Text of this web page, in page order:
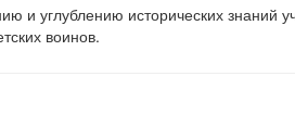
и углублению исторических знаний
воинов.